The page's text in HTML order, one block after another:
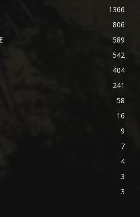
1366
806
589
542
404
241
58
16
9
7
4
3
3